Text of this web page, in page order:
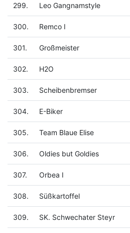
299. Leo Gangnamstyle
300. Remco I
301. Großmeister
302. H2O
303. Scheibenbremser
304. E-Biker
305. Team Blaue Elise
306. Oldies but Goldies
307. Orbea I
308. Süßkartoffel
309. SK. Schwechater Steyr